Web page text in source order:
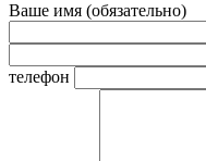
Ваше имя (обязательно)
телефон